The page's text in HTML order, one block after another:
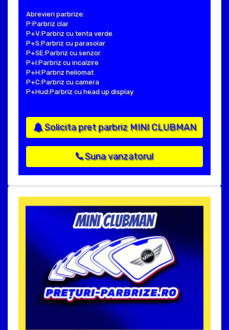
Abrevieri parbrize:
P:Parbriz clar
P+V:Parbriz cu tenta verde
P+S:Parbriz cu parasolar
P+SE:Parbriz cu senzor
P+I:Parbriz cu incalzire
P+H:Parbriz heliomat
P+C:Parbriz cu camera
P+Hud:Parbriz cu head up display
Solicita pret parbriz MINI CLUBMAN
Suna vanzatorul